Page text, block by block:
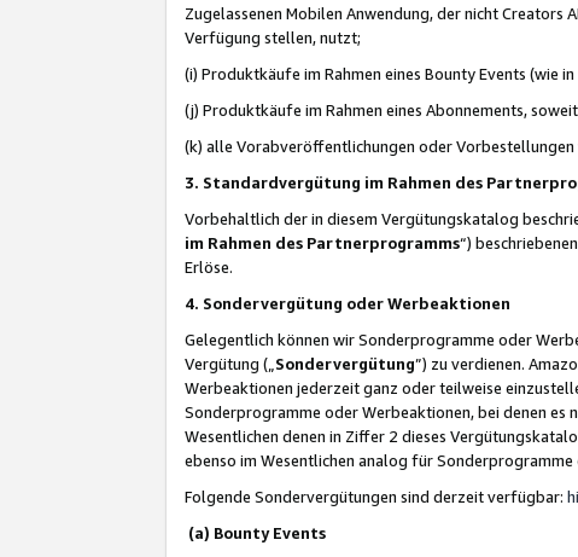
Zugelassenen Mobilen Anwendung, der nicht Creators
Verfügung stellen, nutzt;
(i) Produktkäufe im Rahmen eines Bounty Events (wie
(j) Produktkäufe im Rahmen eines Abonnements,
(k) alle Vorabveröffentlichungen oder
3. Standardvergütung im Rahmen des
Vorbehaltlich der in diesem Vergütungskatalog
im Rahmen des Partnerprogramms“)
Erlöse.
4. Sondervergütung oder Werbeaktionen
Gelegentlich können wir Sonderprogramme oder
Vergütung („ Sondervergütung”) zu verdienen.
Werbeaktionen jederzeit ganz oder teilweise
Sonderprogramme oder Werbeaktionen, bei denen
Wesentlichen denen in Ziffer 2 dieses
ebenso im Wesentlichen analog für
Folgende Sondervergütungen sind derzeit verfügbar:
(a) Bounty Events